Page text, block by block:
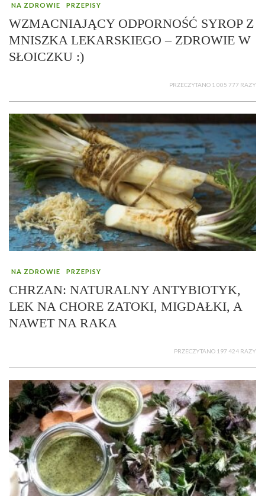
NA ZDROWIE PRZEPISY
WZMACNIAJĄCY ODPORNOŚĆ SYROP Z
MNISZKA LEKARSKIEGO – ZDROWIE W
SŁOICZKU :)
PRZECZYTANO 1 005 777 RAZY
NA ZDROWIE PRZEPISY
CHRZAN: NATURALNY ANTYBIOTYK,
LEK NA CHORE ZATOKI, MIGDAŁKI, A
NAWET NA RAKA
PRZECZYTANO 197 424 RAZY